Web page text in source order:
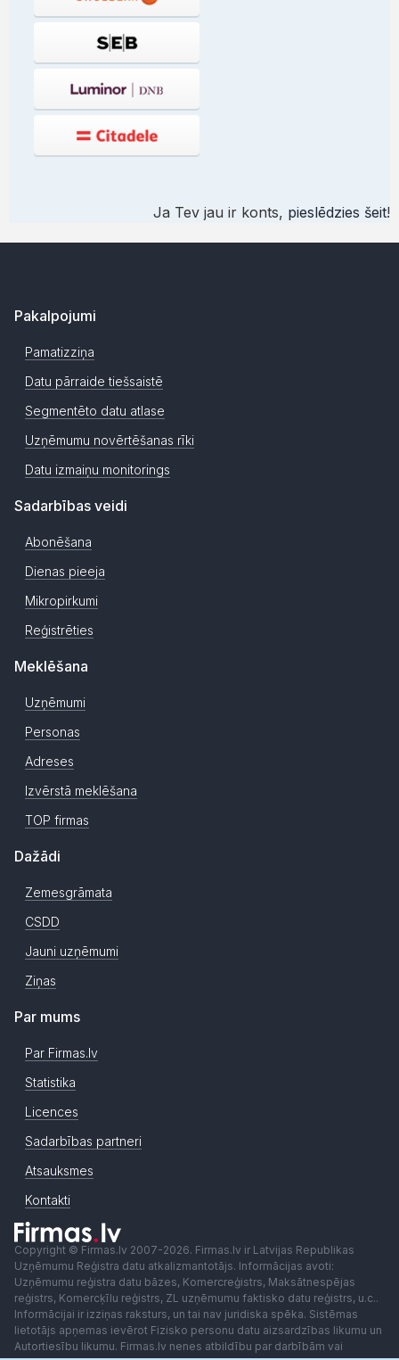
Ja Tev jau ir konts, pieslēdzies šeit!
Pakalpojumi
Pamatizziņa
Datu pārraide tiešsaistē
Segmentēto datu atlase
Uzņēmumu novērtēšanas rīki
Datu izmaiņu monitorings
Sadarbības veidi
Abonēšana
Dienas pieeja
Mikropirkumi
Reģistrēties
Meklēšana
Uzņēmumi
Personas
Adreses
Izvērstā meklēšana
TOP firmas
Dažādi
Zemesgrāmata
CSDD
Jauni uzņēmumi
Ziņas
Par mums
Par Firmas.lv
Statistika
Licences
Sadarbības partneri
Atsauksmes
Kontakti
Copyright © Firmas.lv 2007-2026. Firmas.lv ir Latvijas Republikas
Uzņēmumu Reģistra datu atkalizmantotājs. Informācijas avoti:
Uzņēmumu reģistra datu bāzes, Komercreģistrs, Maksātnespējas
reģistrs, Komercķīlu reģistrs, ZL uzņēmumu faktisko datu reģistrs, u.c..
Informācijai ir izziņas raksturs, un tai nav juridiska spēka. Sistēmas
lietotājs apņemas ievērot Fizisko personu datu aizsardzības likumu un
Autortiesību likumu. Firmas.lv nenes atbildību par darbībām vai